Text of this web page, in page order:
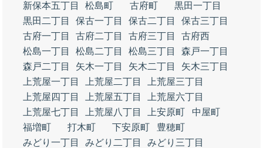
新保本五丁目
松島町 古府町
黒田一丁目
黒田二丁目
保古一丁目 保古二丁目
保古三丁目
古府一丁目
古府二丁目 古府三丁目
古府西
松島一丁目
松島二丁目 松島三丁目
森戸一丁目
森戸二丁目
矢木一丁目 矢木二丁目
矢木三丁目
上荒屋一丁目
上荒屋二丁目
上荒屋三丁目
上荒屋四丁目
上荒屋五丁目
上荒屋六丁目
上荒屋七丁目
上荒屋八丁目 上安原町
中屋町
福増町
打木町 下安原町
豊穂町
みどり一丁目
みどり二丁目
みどり三丁目